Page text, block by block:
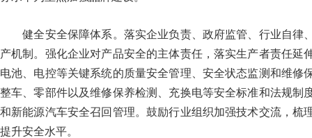
健全安全保障体系。落实企业负责、政府监管、行业自律
产机制。强化企业对产品安全的主体责任，落实生产者责任延
电池、电控等关键系统的质量安全管理、安全状态监测和维修
整车、零部件以及维修保养检测、充换电等安全标准和法规制
和新能源汽车安全召回管理。鼓励行业组织加强技术交流，梳
提升安全水平。